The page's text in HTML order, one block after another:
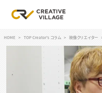
ログイン
HOME TOP Creator's コラム 映像クリエイター